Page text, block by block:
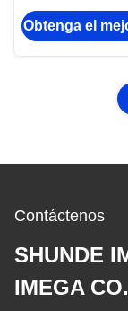
diseño
Obtenga el
Contáctenos
SHUNDE
IMEGA